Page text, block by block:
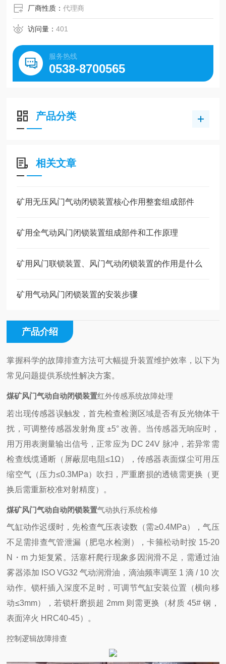
厂商性质：代理商
访问量：401
服务热线
0538-8700565
产品分类
相关文章
矿用无压风门气动闭锁装置核心作用整套组成部件
矿用全气动风门闭锁装置组成部件和工作原理
矿用风门联锁装置、风门气动闭锁装置的作用是什么
矿用气动风门闭锁装置的安装步骤
产品介绍
掌握科学的故障排查方法可大幅提升装置维护效率，以下为
常见问题提供系统性解决方案。
煤矿风门气动自动闭锁装置红外传感系统故障处理
若出现传感器误触发，首先检查检测区域是否有反光物体干
扰，可调整传感器发射角度 ±5° 改善。当传感器无响应时，
用万用表测量输出信号，正常应为 DC 24V 脉冲，若异常需
检查线缆通断（屏蔽层电阻≤1Ω），传感器表面煤尘可用压
缩空气（压力≤0.3MPa）吹扫，严重磨损的透镜需更换（更
换后需重新校准对射精度）。
煤矿风门气动自动闭锁装置气动执行系统检修
气缸动作迟缓时，先检查气压表读数（需≥0.4MPa），气压
不足需排查气管泄漏（肥皂水检测），卡箍松动时按 15-20
N・m 力矩复紧。活塞杆爬行现象多因润滑不足，需通过油
雾器添加 ISO VG32 气动润滑油，滴油频率调至 1 滴 / 10 次
动作。锁杆插入深度不足时，可调节气缸安装位置（横向移
动≤3mm），若锁杆磨损超 2mm 则需更换（材质 45# 钢，
表面淬火 HRC40-45）。
控制逻辑故障排查